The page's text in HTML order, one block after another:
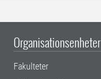
Organisationsenheter
Fakulteter